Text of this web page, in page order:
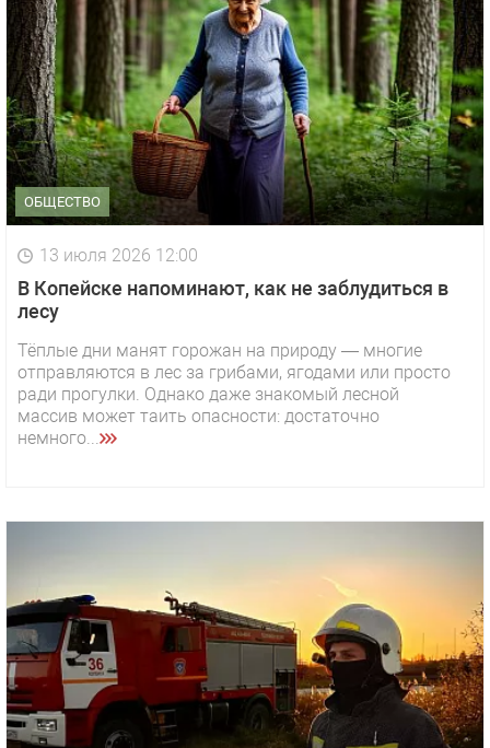
ОБЩЕСТВО
13 июля 2026 12:00
В Копейске напоминают, как не заблудиться в
лесу
Тёплые дни манят горожан на природу — многие
отправляются в лес за грибами, ягодами или просто
ради прогулки. Однако даже знакомый лесной
массив может таить опасности: достаточно
немного...